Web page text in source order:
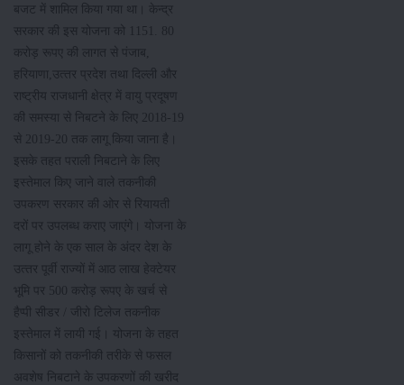
बजट में शामिल किया गया था। केन्‍द्र
सरकार की इस योजना को 1151. 80
करोड़ रूपए की लागत से पंजाब,
हरियाणा,उत्‍तर प्रदेश तथा दिल्‍ली और
राष्‍ट्रीय राजधानी क्षेत्र में वायु प्रदूषण
की समस्‍या से निबटने के लिए 2018-19
से 2019-20 तक लागू किया जाना है।
इसके तहत पराली निबटाने के लिए
इस्‍तेमाल किए जाने वाले तकनीकी
उपकरण सरकार की ओर से रियायती
दरों पर उपलब्‍ध कराए जाएंगे। योजना के
लागू होने के एक साल के अंदर देश के
उत्‍तर पूर्वी राज्‍यों में आठ लाख हेक्‍टेयर
भूमि पर 500 करोड़ रूपए के खर्च से
हैप्‍पी सीडर / जीरो टिलेज तकनीक
इस्‍तेमाल में लायी गई। योजना के तहत
किसानों को तकनीकी तरीके से फसल
अवशेष निबटाने के उपकरणों की खरीद